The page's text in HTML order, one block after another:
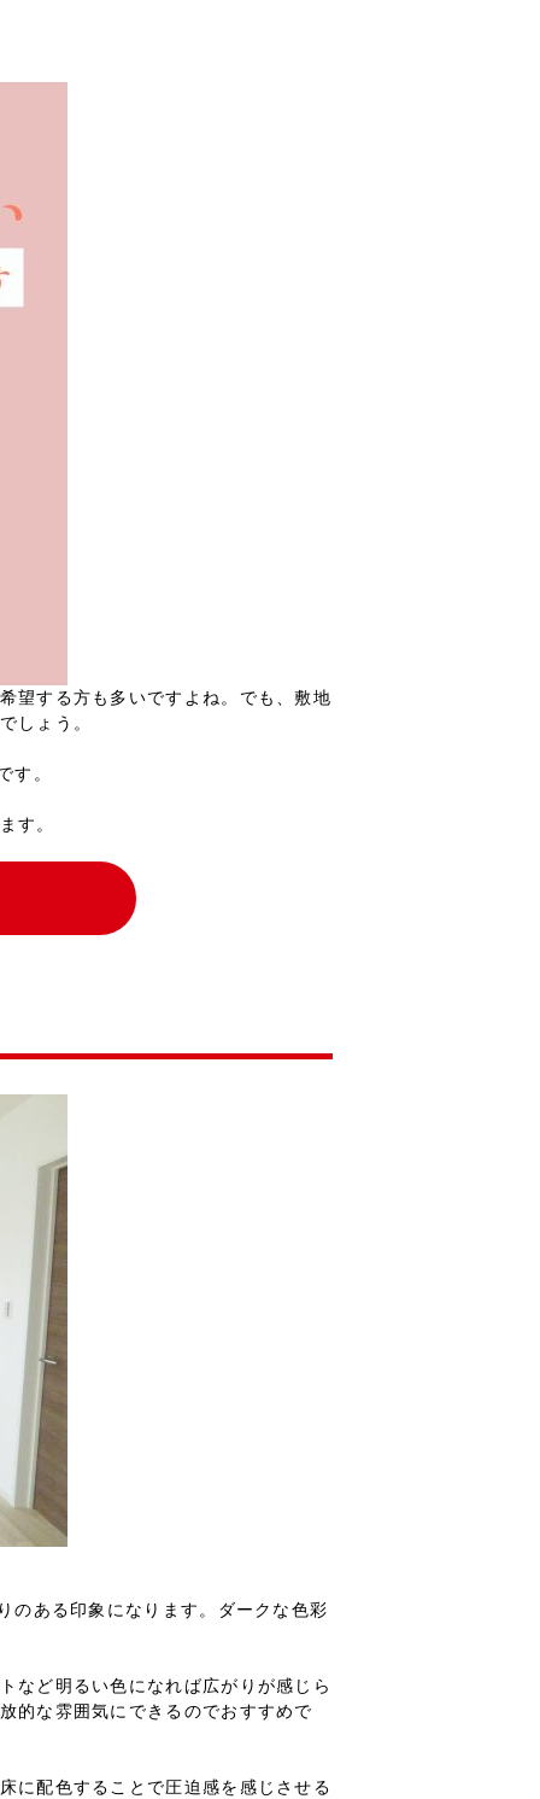
望する方も多いですよね。でも、敷地
しょう。
す。
す。
のある印象になります。ダークな色彩
など明るい色になれば広がりが感じら
的な雰囲気にできるのでおすすめで
に配色することで圧迫感を感じさせる